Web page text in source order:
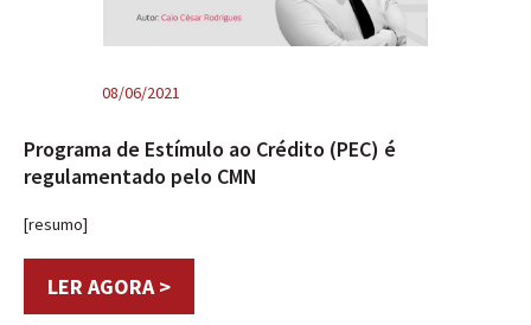
08/06/2021
Programa de Estímulo ao Crédito (PEC) é
regulamentado pelo CMN
[resumo]
LER AGORA >